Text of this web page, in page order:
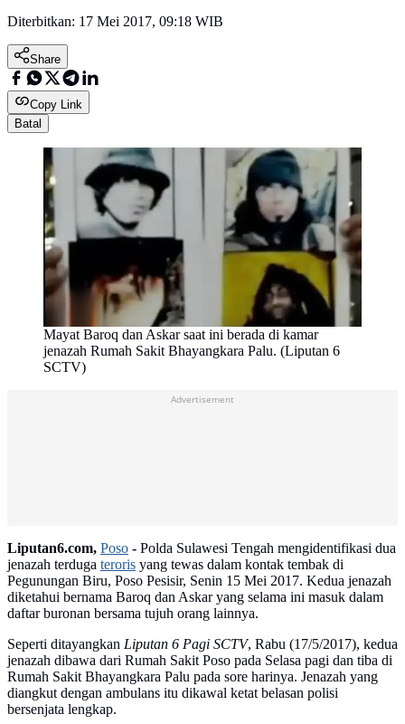
Diterbitkan: 17 Mei 2017, 09:18 WIB
Share
Copy Link
Batal
Mayat Baroq dan Askar saat ini berada di kamar
jenazah Rumah Sakit Bhayangkara Palu. (Liputan 6
SCTV)
Advertisement
Liputan6.com, Poso - Polda Sulawesi Tengah mengidentifikasi dua
jenazah terduga teroris yang tewas dalam kontak tembak di
Pegunungan Biru, Poso Pesisir, Senin 15 Mei 2017. Kedua jenazah
diketahui bernama Baroq dan Askar yang selama ini masuk dalam
daftar buronan bersama tujuh orang lainnya.
Seperti ditayangkan Liputan 6 Pagi SCTV, Rabu (17/5/2017), kedua
jenazah dibawa dari Rumah Sakit Poso pada Selasa pagi dan tiba di
Rumah Sakit Bhayangkara Palu pada sore harinya. Jenazah yang
diangkut dengan ambulans itu dikawal ketat belasan polisi
bersenjata lengkap.